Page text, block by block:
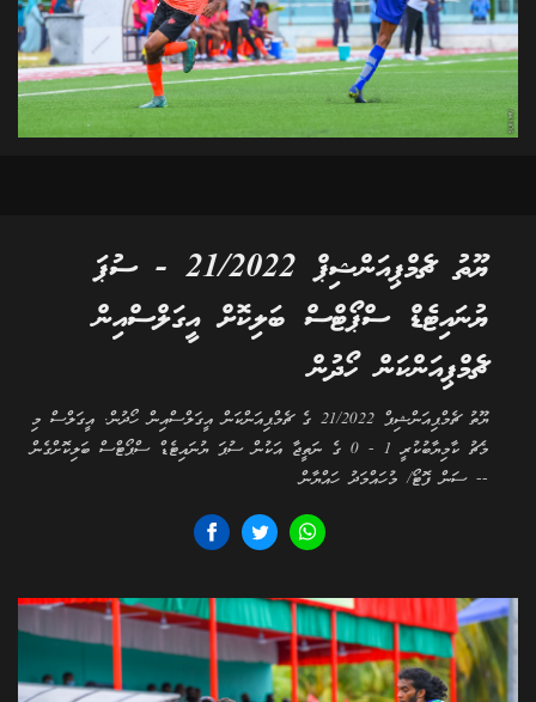
ޔޫތު ޗެމްޕިއަންޝިޕް 21/2022 - ސުޕަ
ޔުނައިޓެޑް ސްޕޯޓްސް ބަލިކޮށް އީގަލްސްއިން
ޗެމްޕިއަންކަން ހޯދުން
ޔޫތު ޗެމްޕިއަންޝިޕް 21/2022 ގެ ޗެމްޕިއަންކަން އީގަލްސްއިން ހޯދުން. އީގަލްސް މި
މެޗު ކާމިޔާބުކުރީ 1 - 0 ގެ ނަތީޖާ އަކުން ސުޕަ ޔުނައިޓެޑް ސްޕޯޓްސް ބަލިކޮށްގެން
-- ސަން ފޮޓޯ/ މުހައްމަދު ހައްޔާން